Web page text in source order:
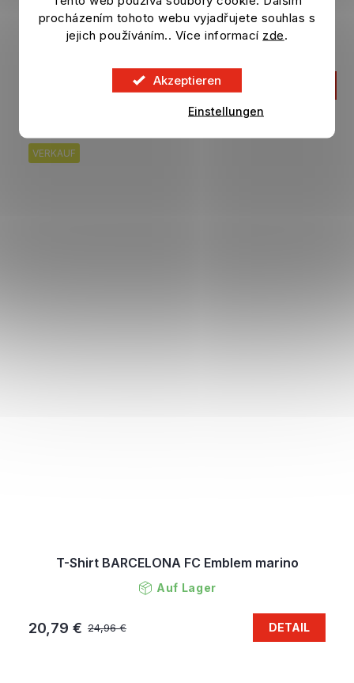
procházením tohoto webu vyjadřujete souhlas s
jejich používáním.. Více informací zde.
Akzeptieren
Einstellungen
MINIX Football Club Figur BARCELONA FC
Gundogan
VERKAUF
T-Shirt BARCELONA FC Emblem marino
Auf Lager
24,96 €
20,79 € DETAIL